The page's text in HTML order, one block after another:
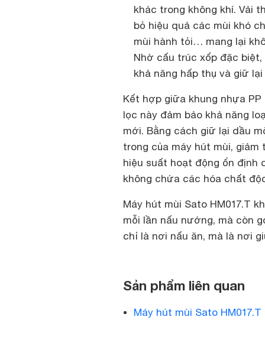
khác trong không khí. Vải
bỏ hiệu quả các mùi khó
mùi hành tỏi… mang lại
Nhờ cấu trúc xốp đặc
khả năng hấp thụ và giữ
Kết hợp giữa khung nhựa
lọc này đảm bảo khả năng
mới. Bằng cách giữ lại dầu
trong của máy hút mùi,
hiệu suất hoạt động ổn định
không chứa các hóa chất
Máy hút mùi Sato HM017.T
mỗi lần nấu nướng, mà còn
chỉ là nơi nấu ăn, mà là nơi
Sản phẩm liên quan
Máy hút mùi Sato HM017.T